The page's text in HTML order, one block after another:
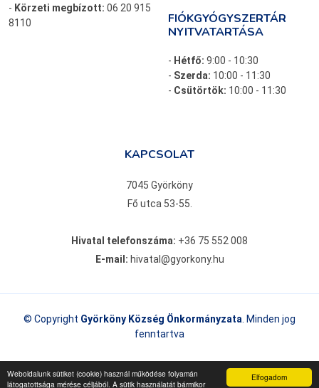
Elfogadom
Weboldalunk sütiket (cookie) használ működése folyamán
látogatottsága mérése céljából. A sütik használatát bármikor
- Körzeti megbízott: 06 20 915
8110
FIÓKGYÓGYSZERTÁR
NYITVATARTÁSA
- Hétfő: 9:00 - 10:30
- Szerda: 10:00 - 11:30
- Csütörtök: 10:00 - 11:30
KAPCSOLAT
7045 Györköny
Fő utca 53-55.
Hivatal telefonszáma: +36 75 552 008
E-mail: hivatal@gyorkony.hu
© Copyright Györköny Község Önkormányzata. Minden jog
fenntartva
Adatkezelési tájékoztatómegtekintés